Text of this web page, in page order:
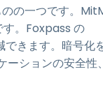
の一つです。
す。Foxpass の
きます。暗号化
ションの安全性、